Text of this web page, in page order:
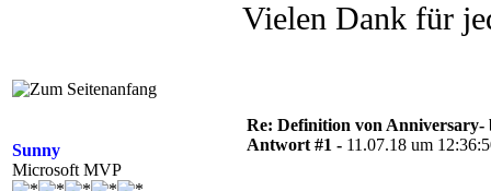
Vielen Dank für
Sunny
Microsoft MVP
Re: Definition von Anniversary-
Antwort #1 - 11.07.18 um